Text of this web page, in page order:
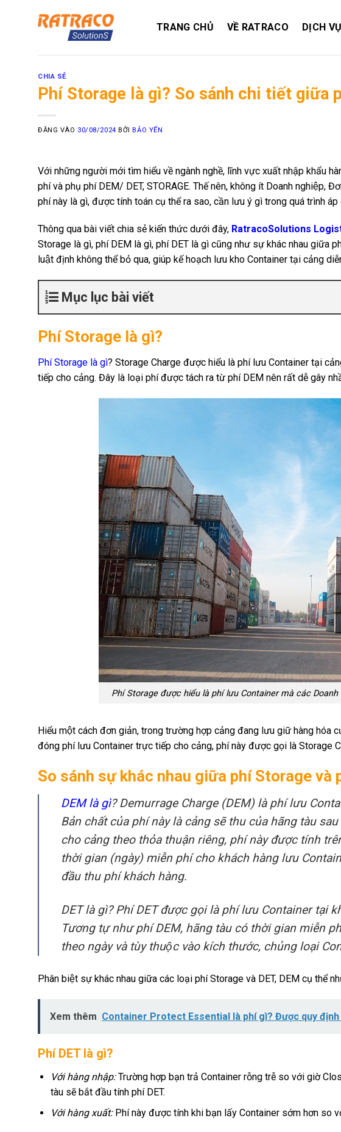
TRANG CHỦ VỀ RATRACO DỊCH VỤ
CHIA SẺ
Phí Storage là gì? So sánh chi tiết giữa
ĐĂNG VÀO 30/08/2024 BỞIBẢO YẾN
Với những người mới tìm hiểu về ngành nghề, lĩnh vực xuất nhập khẩu
phí và phụ phí DEM/ DET, STORAGE. Thế nên, không ít Doanh nghiệp,
phí này là gì, được tính toán cụ thể ra sao, cần lưu ý gì trong quá trình áp
Thông qua bài viết chia sẻ kiến thức dưới đây, RatracoSolutions
Storage là gì, phí DEM là gì, phí DET là gì cũng như sự khác nhau giữa
luật định không thể bỏ qua, giúp kế hoạch lưu kho Container tại cảng
Mục lục bài viết
Phí Storage là gì?
Phí Storage là gì? Storage Charge được hiểu là phí lưu Container tại
tiếp cho cảng. Đây là loại phí được tách ra từ phí DEM nên rất dễ gây
Phí Storage được hiểu là phí lưu Container mà các
Hiểu một cách đơn giản, trong trường hợp cảng đang lưu giữ hàng hóa
đóng phí lưu Container trực tiếp cho cảng, phí này được gọi là Storage
So sánh sự khác nhau giữa phí Storage và
DEM là gì? Demurrage Charge (DEM) là phí lưu
Bản chất của phí này là cảng sẽ thu của hãng tàu
cho cảng theo thỏa thuận riêng, phí này được tính
thời gian (ngày) miễn phí cho khách hàng lưu
đầu thu phí khách hàng.
DET là gì? Phí DET được gọi là phí lưu Container tại
Tương tự như phí DEM, hãng tàu có thời gian miễn
theo ngày và tùy thuộc vào kích thước, chủng loại
Phân biệt sự khác nhau giữa các loại phí Storage và DET, DEM cụ thể
Xem thêm Container Protect Essential là phí gì? Được quy
Phí DET là gì?
Với hàng nhập:Trường hợp bạn trả Container rỗng trễ so với giờ
tàu sẽ bắt đầu tính phí DET.
Với hàng xuất:Phí này được tính khi bạn lấy Container sớm hơn so